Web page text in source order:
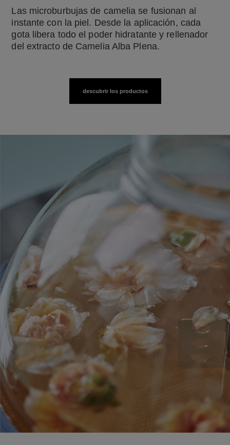
Las microburbujas de camelia se fusionan al
instante con la piel. Desde la aplicación, cada
gota libera todo el poder hidratante y rellenador
del extracto de Camelia Alba Plena.
descubrir los productos